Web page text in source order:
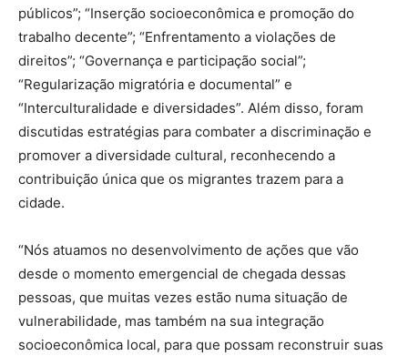
públicos”; “Inserção socioeconômica e promoção do
trabalho decente”; “Enfrentamento a violações de
direitos”; “Governança e participação social”;
“Regularização migratória e documental” e
“Interculturalidade e diversidades”. Além disso, foram
discutidas estratégias para combater a discriminação e
promover a diversidade cultural, reconhecendo a
contribuição única que os migrantes trazem para a
cidade.
“Nós atuamos no desenvolvimento de ações que vão
desde o momento emergencial de chegada dessas
pessoas, que muitas vezes estão numa situação de
vulnerabilidade, mas também na sua integração
socioeconômica local, para que possam reconstruir suas